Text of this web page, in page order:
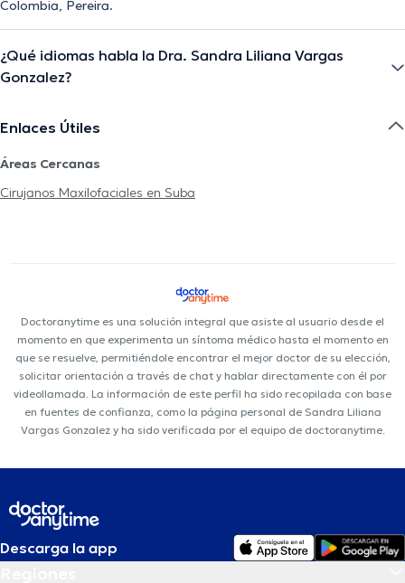
Colombia, Pereira.
¿Qué idiomas habla la Dra. Sandra Liliana Vargas
Gonzalez?
Enlaces Útiles
Áreas Cercanas
Cirujanos Maxilofaciales en Suba
Doctoranytime es una solución integral que asiste al usuario desde el
momento en que experimenta un síntoma médico hasta el momento en
que se resuelve, permitiéndole encontrar el mejor doctor de su elección,
solicitar orientación a través de chat y hablar directamente con él por
videollamada. La información de este perfil ha sido recopilada con base
en fuentes de confianza, como la página personal de Sandra Liliana
Vargas Gonzalez y ha sido verificada por el equipo de doctoranytime.
Descarga la app